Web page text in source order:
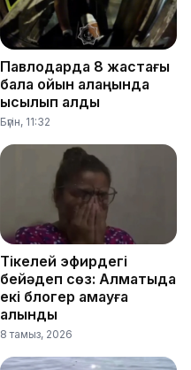
Павлодарда 8 жастағы
бала ойын алаңында
қысылып қалды
Бүгін, 11:32
Тікелей эфирдегі
бейәдеп сөз: Алматыда
екі блогер қамауға
алынды
8 тамыз, 2026